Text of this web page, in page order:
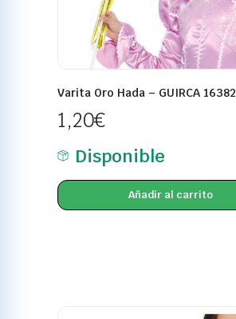
Varita Oro Hada – GUIRCA 16382
1,20€
Disponible
Añadir al carrito